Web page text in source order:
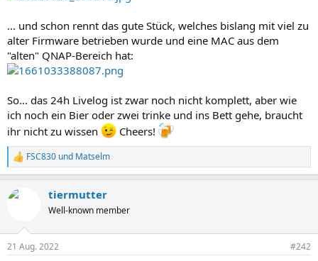
... und schon rennt das gute Stück, welches bislang mit viel zu
alter Firmware betrieben wurde und eine MAC aus dem
"alten" QNAP-Bereich hat:
So... das 24h Livelog ist zwar noch nicht komplett, aber wie
ich noch ein Bier oder zwei trinke und ins Bett gehe, braucht
ihr nicht zu wissen
Cheers!
R
e
k
e
FSC830 und Matselm
tiermutter
Well-known member
21 Aug. 2022 #242